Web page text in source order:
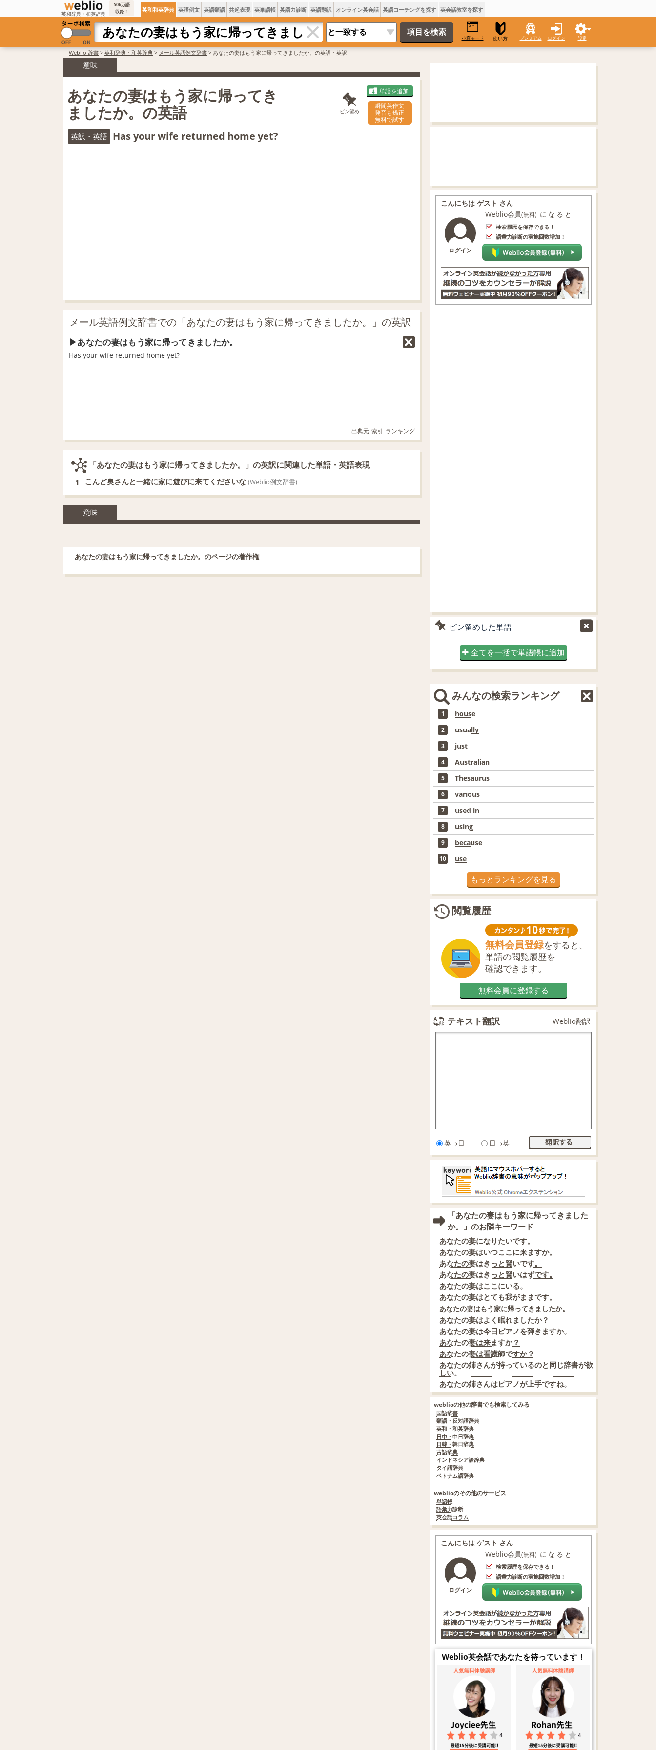
英和辞典・和英辞典
506万語
収録！
英和和英辞典 英語例文 英語類語 共起表現 英単語帳 英語力診断 英語翻訳 オンライン英会話 英語コーチングを探す 英会話教室を探す
小窓モード 使い方 プレミアム ログイン 設定
Weblio 辞書 > 英和辞典・和英辞典 > メール英語例文辞書 > あなたの妻はもう家に帰ってきましたか。の英語・英訳
意味
あなたの妻はもう家に帰ってき
ましたか。の英語
ピン留め
単語を追加
瞬間英作文
発音も矯正
無料で試す
英訳・英語 Has your wife returned home yet?
メール英語例文辞書での「あなたの妻はもう家に帰ってきましたか。」の英訳
あなたの妻はもう家に帰ってきましたか。
Has your wife returned home yet?
出典元 索引 ランキング
「あなたの妻はもう家に帰ってきましたか。」の英訳に関連した単語・英語表現
1 こんど奥さんと一緒に家に遊びに来てくださいな (Weblio例文辞書)
意味
あなたの妻はもう家に帰ってきましたか。のページの著作権
こんにちは ゲスト さん
ログイン
Weblio会員(無料) になると
検索履歴を保存できる！
語彙力診断の実施回数増加！
ピン留めした単語
全てを一括で単語帳に追加
みんなの検索ランキング
1 house
2 usually
3 just
4 Australian
5 Thesaurus
6 various
7 used in
8 using
9 because
10 use
もっとランキングを見る
閲覧履歴
無料会員登録をすると、
単語の閲覧履歴を
確認できます。
無料会員に登録する
テキスト翻訳 Weblio翻訳
英→日 日→英
「あなたの妻はもう家に帰ってきました
か。」のお隣キーワード
あなたの妻になりたいです。
あなたの妻はいつここに来ますか。
あなたの妻はきっと賢いです。
あなたの妻はきっと賢いはずです。
あなたの妻はここにいる。
あなたの妻はとても我がままです。
あなたの妻はもう家に帰ってきましたか。
あなたの妻はよく眠れましたか？
あなたの妻は今日ピアノを弾きますか。
あなたの妻は来ますか？
あなたの妻は看護師ですか？
あなたの姉さんが持っているのと同じ辞書が欲
しい。
あなたの姉さんはピアノが上手ですね。
weblioの他の辞書でも検索してみる
国語辞書
類語・反対語辞典
英和・和英辞典
日中・中日辞典
日韓・韓日辞典
古語辞典
インドネシア語辞典
タイ語辞典
ベトナム語辞典
weblioのその他のサービス
単語帳
語彙力診断
英会話コラム
こんにちは ゲスト さん
ログイン
Weblio会員(無料) になると
検索履歴を保存できる！
語彙力診断の実施回数増加！
Weblio英会話であなたを待っています！